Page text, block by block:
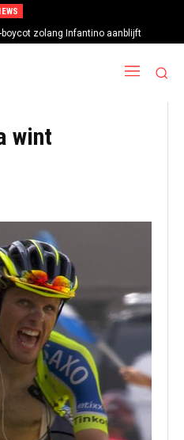
boycot zolang Infantino aanblijft
wint